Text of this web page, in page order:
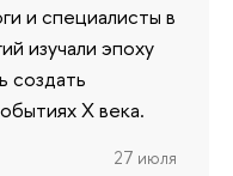
и специалисты в
изучали эпоху
создать
X века.
27 июля